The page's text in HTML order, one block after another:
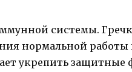
системы.
нормальной
укрепить